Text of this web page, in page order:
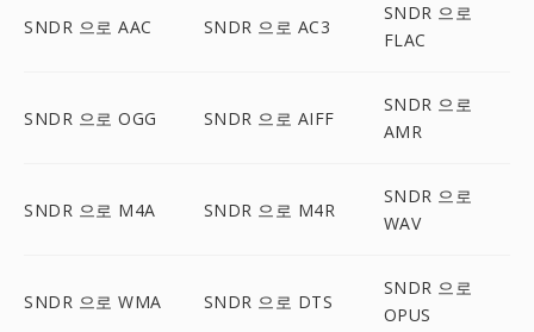
SNDR 으로 AAC SNDR 으로 AC3
SNDR 으로
FLAC
SNDR 으로 OGG SNDR 으로 AIFF
SNDR 으로
AMR
SNDR 으로 M4A SNDR 으로 M4R
SNDR 으로
WAV
SNDR 으로 WMA SNDR 으로 DTS
SNDR 으로
OPUS